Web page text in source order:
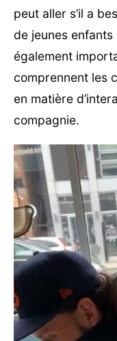
peut aller s’il a
de jeunes
également
comprennent les
en matière
compagnie.